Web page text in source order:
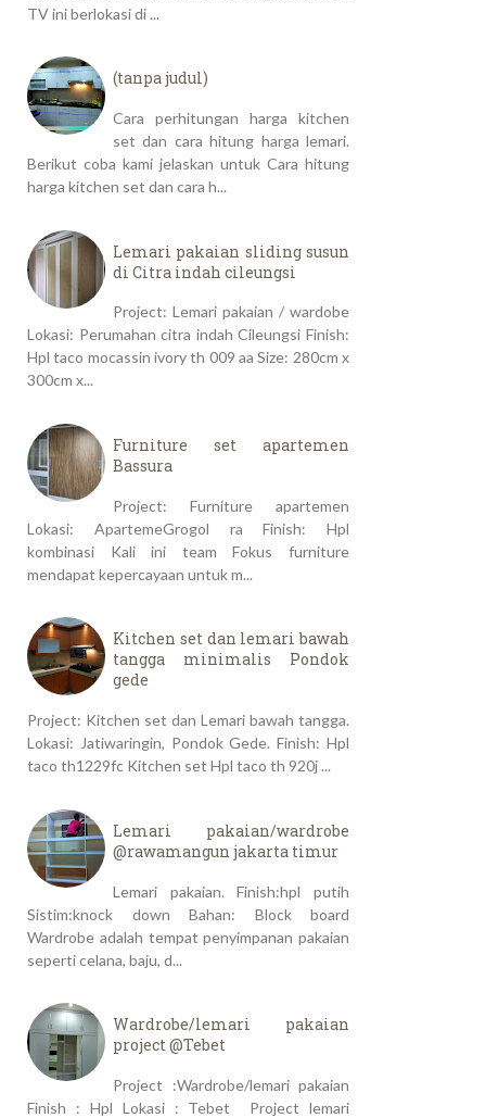
TV ini berlokasi di ...
(tanpa judul)
Cara perhitungan harga kitchen
set dan cara hitung harga lemari.
Berikut coba kami jelaskan untuk Cara hitung
harga kitchen set dan cara h...
Lemari pakaian sliding susun
di Citra indah cileungsi
Project: Lemari pakaian / wardobe
Lokasi: Perumahan citra indah Cileungsi Finish:
Hpl taco mocassin ivory th 009 aa Size: 280cm x
300cm x...
Furniture set apartemen
Bassura
Project: Furniture apartemen
Lokasi: ApartemeGrogol ra Finish: Hpl
kombinasi Kali ini team Fokus furniture
mendapat kepercayaan untuk m...
Kitchen set dan lemari bawah
tangga minimalis Pondok
gede
Project: Kitchen set dan Lemari bawah tangga.
Lokasi: Jatiwaringin, Pondok Gede. Finish: Hpl
taco th1229fc Kitchen set Hpl taco th 920j ...
Lemari pakaian/wardrobe
@rawamangun jakarta timur
Lemari pakaian. Finish:hpl putih
Sistim:knock down Bahan: Block board
Wardrobe adalah tempat penyimpanan pakaian
seperti celana, baju, d...
Wardrobe/lemari pakaian
project @Tebet
Project :Wardrobe/lemari pakaian
Finish : Hpl Lokasi : Tebet Project lemari